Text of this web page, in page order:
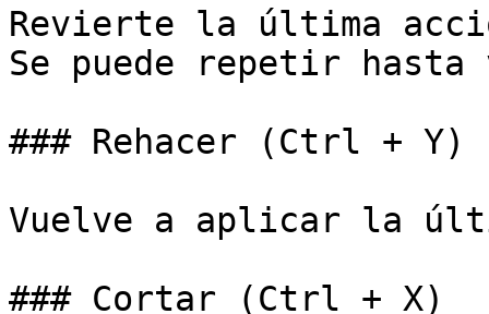
Revierte la última
Se puede repetir
### Rehacer (Ctrl + Y)
Vuelve a aplicar la
### Cortar (Ctrl + X)